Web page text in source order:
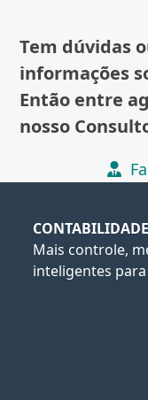
Tem dúvidas
informações
Então entre
nosso
Mais controle,
inteligentes